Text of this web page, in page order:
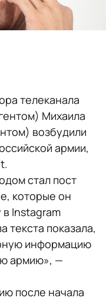
телеканала
Михаила
возбудили
армии,
стал пост
которые он
в Instagram
текста показала,
информацию
армию», —
после начала